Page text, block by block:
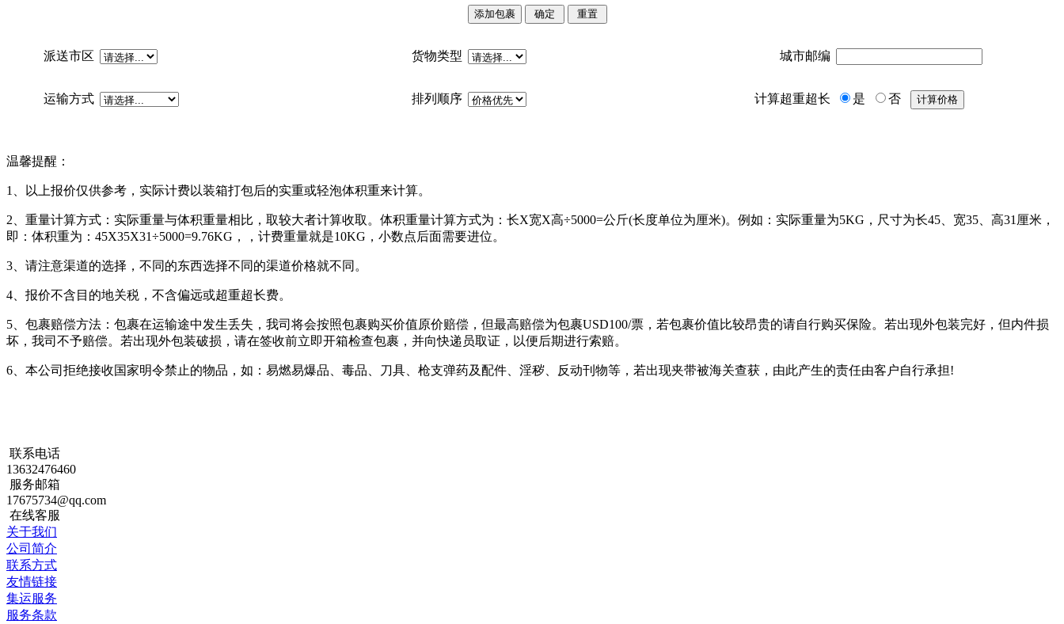
派送市区 货物类型 城市邮编
运输方式 排列顺序 计算超重超长 是 否
温馨提醒：
1、以上报价仅供参考，实际计费以装箱打包后的实重或轻泡体积重来计算。
2、重量计算方式：实际重量与体积重量相比，取较大者计算收取。体积重量计算方式为：长X宽X高÷5000=公斤(长度单位为厘米)。例如：实际重量为5KG，尺寸为长45、宽35、高31厘米，
即：体积重为：45X35X31÷5000=9.76KG，，计费重量就是10KG，小数点后面需要进位。
3、请注意渠道的选择，不同的东西选择不同的渠道价格就不同。
4、报价不含目的地关税，不含偏远或超重超长费。
5、包裹赔偿方法：包裹在运输途中发生丢失，我司将会按照包裹购买价值原价赔偿，但最高赔偿为包裹USD100/票，若包裹价值比较昂贵的请自行购买保险。若出现外包装完好，但内件损
坏，我司不予赔偿。若出现外包装破损，请在签收前立即开箱检查包裹，并向快递员取证，以便后期进行索赔。
6、本公司拒绝接收国家明令禁止的物品，如：易燃易爆品、毒品、刀具、枪支弹药及配件、淫秽、反动刊物等，若出现夹带被海关查获，由此产生的责任由客户自行承担!
联系电话
13632476460
服务邮箱
17675734@qq.com
在线客服
关于我们
公司简介
联系方式
友情链接
集运服务
服务条款